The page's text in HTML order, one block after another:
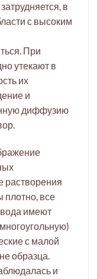
в
с высоким
При
утекают в
их
и
диффузию
растворения
все
имеют
с малой
образца.
и